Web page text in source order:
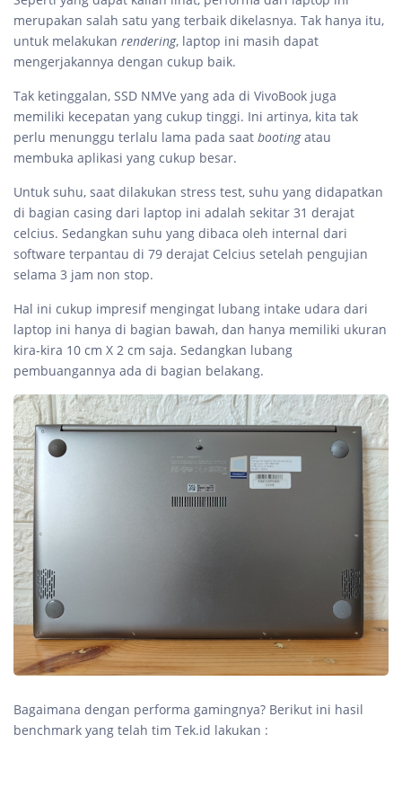
merupakan salah satu yang terbaik dikelasnya. Tak hanya itu,
untuk melakukan rendering, laptop ini masih dapat
mengerjakannya dengan cukup baik.
Tak ketinggalan, SSD NMVe yang ada di VivoBook juga
memiliki kecepatan yang cukup tinggi. Ini artinya, kita tak
perlu menunggu terlalu lama pada saat bootingatau
membuka aplikasi yang cukup besar.
Untuk suhu, saat dilakukan stress test, suhu yang didapatkan
di bagian casing dari laptop ini adalah sekitar 31 derajat
celcius. Sedangkan suhu yang dibaca oleh internal dari
software terpantau di 79 derajat Celcius setelah pengujian
selama 3 jam non stop.
Hal ini cukup impresif mengingat lubang intake udara dari
laptop ini hanya di bagian bawah, dan hanya memiliki ukuran
kira-kira 10 cm X 2 cm saja. Sedangkan lubang
pembuangannya ada di bagian belakang.
Bagaimana dengan performa gamingnya? Berikut ini hasil
benchmark yang telah tim Tek.id lakukan :